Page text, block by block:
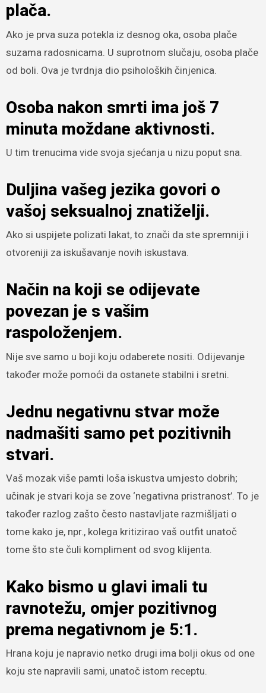
plača.
Ako je prva suza potekla iz desnog oka, osoba plače
suzama radosnicama. U suprotnom slučaju, osoba plače
od boli. Ova je tvrdnja dio psiholoških činjenica.
Osoba nakon smrti ima još 7
minuta moždane aktivnosti.
U tim trenucima vide svoja sjećanja u nizu poput sna.
Duljina vašeg jezika govori o
vašoj seksualnoj znatiželji.
Ako si uspijete polizati lakat, to znači da ste spremniji i
otvoreniji za iskušavanje novih iskustava.
Način na koji se odijevate
povezan je s vašim
raspoloženjem.
Nije sve samo u boji koju odaberete nositi. Odijevanje
također može pomoći da ostanete stabilni i sretni.
Jednu negativnu stvar može
nadmašiti samo pet pozitivnih
stvari.
Vaš mozak više pamti loša iskustva umjesto dobrih;
učinak je stvari koja se zove ‘negativna pristranost’. To je
također razlog zašto često nastavljate razmišljati o
tome kako je, npr., kolega kritizirao vaš outfit unatoč
tome što ste čuli kompliment od svog klijenta.
Kako bismo u glavi imali tu
ravnotežu, omjer pozitivnog
prema negativnom je 5:1.
Hrana koju je napravio netko drugi ima bolji okus od one
koju ste napravili sami, unatoč istom receptu.